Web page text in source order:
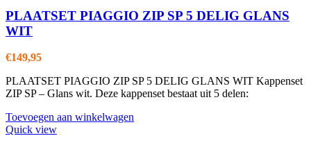
kan
gekozen
productpagina
PLAATSET PIAGGIO ZIP SP 5 DELIG GLANS
WIT
€149,95
PLAATSET PIAGGIO ZIP SP 5 DELIG GLANS WIT Kappenset
ZIP SP – Glans wit. Deze kappenset bestaat uit 5 delen:
Toevoegen aan winkelwagen
Quick view